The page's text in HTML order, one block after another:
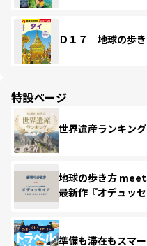
Ｄ１７ 地球の歩
特設ページ
世界遺産ランキング
地球の歩き方
最新作『オデュッセ
準備も滞在もスマ